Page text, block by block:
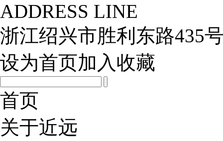
ADDRESS LINE
浙江绍兴市胜利东路435
设为首页加入收藏
首页
关于近远